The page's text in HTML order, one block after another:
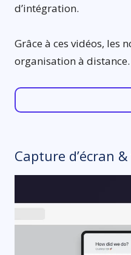
d’intégration.
Grâce à ces vidéos,
organisation à
Capture d’écran